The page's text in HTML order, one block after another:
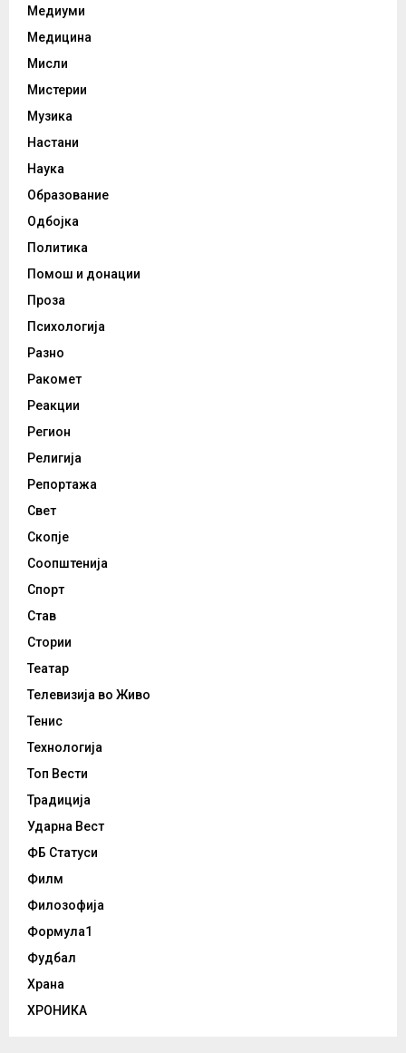
Медиуми
Медицина
Мисли
Мистерии
Музика
Настани
Наука
Образование
Одбојка
Политика
Помош и донации
Проза
Психологија
Разно
Ракомет
Реакции
Регион
Религија
Репортажа
Свет
Скопје
Соопштенија
Спорт
Став
Стории
Театар
Телевизија во Живо
Тенис
Технологија
Топ Вести
Традиција
Ударна Вест
ФБ Статуси
Филм
Филозофија
Формула1
Фудбал
Храна
ХРОНИКА